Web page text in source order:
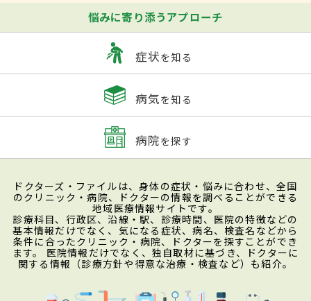
悩みに寄り添うアプローチ
症状を知る
病気を知る
病院を探す
ドクターズ・ファイルは、身体の症状・悩みに合わせ、全国
のクリニック・病院、ドクターの情報を調べることができる
地域医療情報サイトです。
診療科目、行政区、沿線・駅、診療時間、医院の特徴などの
基本情報だけでなく、気になる症状、病名、検査名などから
条件に合ったクリニック・病院、ドクターを探すことができ
ます。 医院情報だけでなく、独自取材に基づき、ドクターに
関する情報（診療方針や得意な治療・検査など）も紹介。